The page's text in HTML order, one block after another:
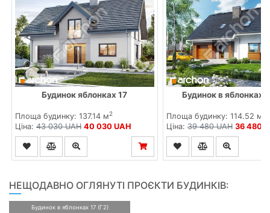
Будинок яблонках 17
Площа будинку: 137.14 м2
Ціна: 43 030 UAH 40 030 UAH
Будинок в яблонках
Площа будинку: 114.52 м
Ціна:39 480 UAH 36 480
НЕЩОДАВНО ОГЛЯНУТІ ПРОЄКТИ БУДИНКІВ:
Будинок в яблонках 17 (Г2)